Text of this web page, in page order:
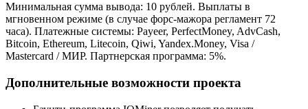
Минимальная сумма вывода: 10 рублей. Выплаты в
мгновенном режиме (в случае форс-мажора регламент 72
часа). Платежные системы: Payeer, PerfectMoney, AdvCash,
Bitcoin, Ethereum, Litecoin, Qiwi, Yandex.Money, Visa /
Mastercard / МИР. Партнерская программа: 5%.
Дополнительные возможности проекта